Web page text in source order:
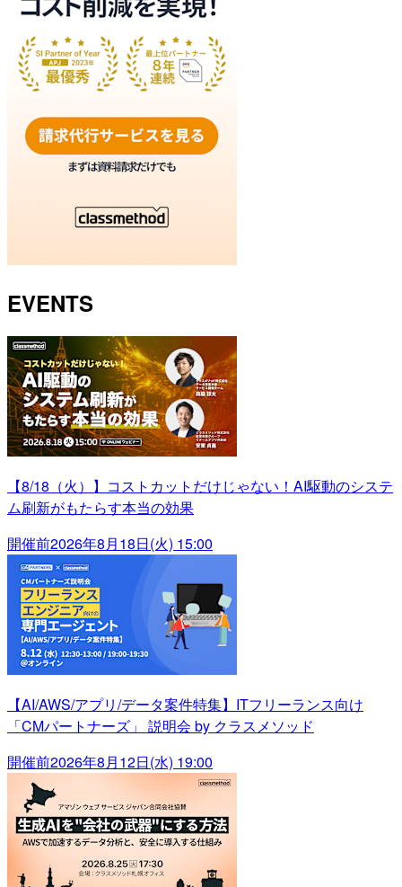
EVENTS
【8/18（火）】コストカットだけじゃない！AI駆動のシステ
ム刷新がもたらす本当の効果
開催前2026年8月18日(火) 15:00
【AI/AWS/アプリ/データ案件特集】ITフリーランス向け
「CMパートナーズ」 説明会 by クラスメソッド
開催前2026年8月12日(水) 19:00